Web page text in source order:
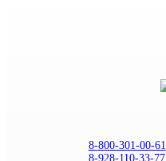
8-800-301-00-61
8-928-110-33-77